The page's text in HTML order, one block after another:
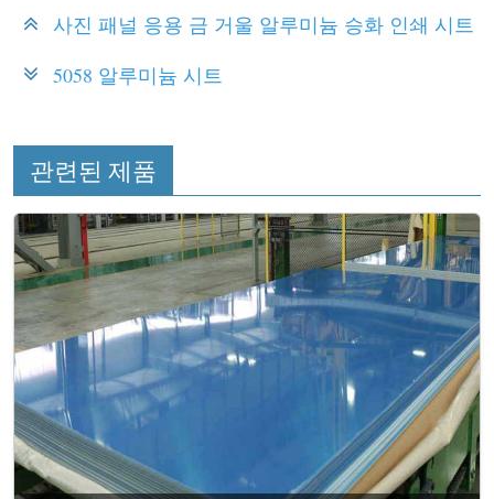
사진 패널 응용 금 거울 알루미늄 승화 인쇄 시트
5058 알루미늄 시트
관련된 제품